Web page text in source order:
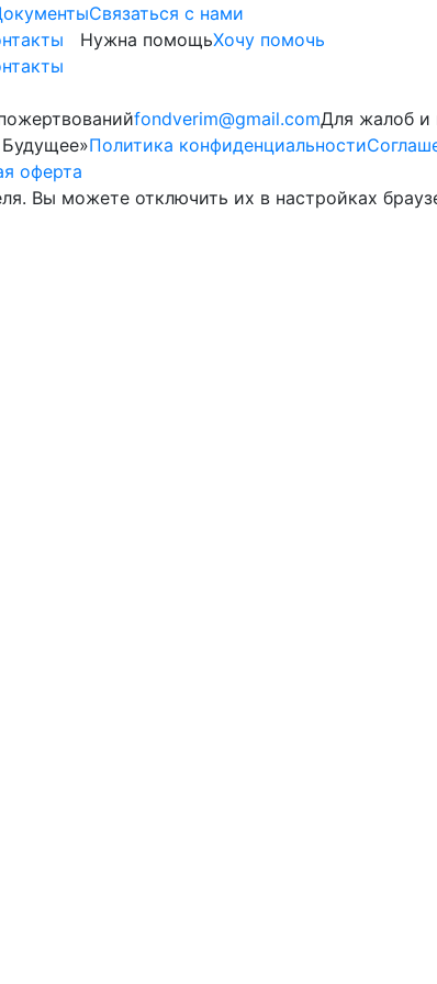
Cвязаться с нами
Нужна помощьХочу помочь
fondverim@gmail.comДля жалоб и
Политика конфиденциальности
оферта
Вы можете отключить их в настройках